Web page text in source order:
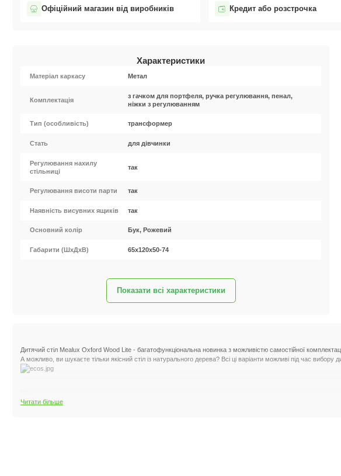
Офіційний магазин від виробників Кредит або розстрочка
Характеристики
Матеріал каркасу Метал
Комплектація
з гачком для портфеля, ручка регулювання, пенал,
ніжки з регулюванням
Тип (особливість) трансформер
Стать для дівчинки
Регулювання нахилу
стільниці
так
Регулювання висоти парти так
Наявність висувних ящиків так
Основний колір Бук, Рожевий
Габарити (ШxДхВ) 65х120х50-74
Показати всі характеристики
Дитячий стіл Mealux Oxford Wood Lite - багатофункціональна новинка з можливістю самостійної
А можливо, ви шукаєте тільки якісний стіл із натурального дерева? Всі ці варіанти можливі під час вибору
природні у сучасному дизайні.
Читати більше